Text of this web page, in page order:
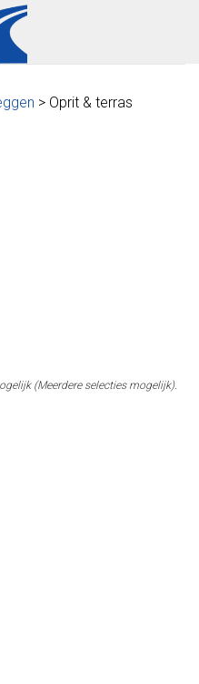
> Oprit & terras
(Meerdere selecties mogelijk).